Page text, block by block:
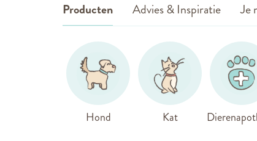
Producten
Hond Kat
Advies & Inspiratie Je